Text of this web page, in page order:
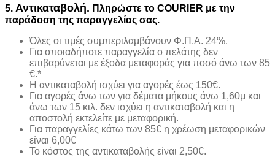
5. Αντικαταβολή. Πληρώστε το COURIER με την
παράδοση της παραγγελίας σας.
Όλες οι τιμές συμπεριλαμβάνουν Φ.Π.Α. 24%.
Για οποιαδήποτε παραγγελία ο πελάτης δεν
επιβαρύνεται με έξοδα μεταφοράς για ποσό άνω των 85
€.*
H αντικαταβολή ισχύει για αγορές έως 150€.
Για αγορές άνω των για δέματα μήκους άνω 1,60μ και
άνω των 15 κιλ. δεν ισχύει η αντικαταβολή και η
αποστολή εκτελείτε με μεταφορική.
Για παραγγελίες κάτω των 85€ η χρέωση μεταφορικών
είναι 6,00€
Το κόστος της αντικαταβολής είναι 2,50€.